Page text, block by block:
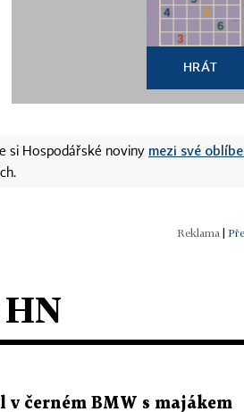
HRÁT
si Hospodářské noviny mezi své
v černém BMW s majákem